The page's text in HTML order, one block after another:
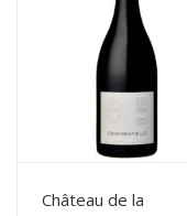
View Details
Château de la